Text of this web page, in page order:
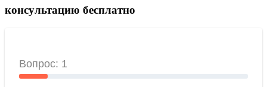
консультацию бесплатно